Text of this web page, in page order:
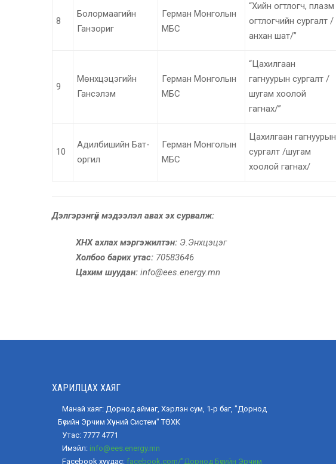
8
Болормаагийн
Ганзориг
Герман Монголын
МБС
“Хийн огтлогч, плазм
огтлогчийн сургалт /
анхан шат/”
9
Мөнхцэцэгийн
Гансэлэм
Герман Монголын
МБС
“Цахилгаан
гагнуурын сургалт /
шугам хоолой
гагнах/”
10
Адилбишийн Бат-
оргил
Герман Монголын
МБС
Цахилгаан гагнуурын
сургалт /шугам
хоолой гагнах/
Дэлгэрэнгүй мэдээлэл авах эх сурвалж:
ХНХ ахлах мэргэжилтэн: Э.Энхцэцэг
Холбоо барих утас: 70583646
Цахим шуудан: info@ees.energy.mn
ХАРИЛЦАХ ХАЯГ
Манай хаяг: Дорнод аймаг, Хэрлэн сум, 1-р баг, "Дорнод
Бүсийн Эрчим Хүчний Систем" ТӨХК
Утас: 7777 4771
Имэйл: info@ees.energy.mn
Facebook хуудас: facebook.com/"Дорнод Бүсийн Эрчим